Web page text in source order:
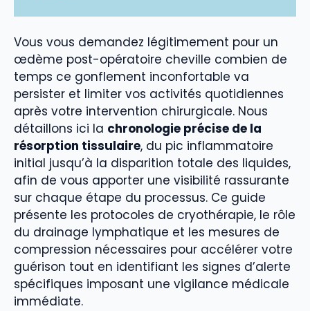
Vous vous demandez légitimement pour un
œdème post-opératoire cheville combien de
temps ce gonflement inconfortable va
persister et limiter vos activités quotidiennes
après votre intervention chirurgicale. Nous
détaillons ici la chronologie précise de la
résorption tissulaire, du pic inflammatoire
initial jusqu’à la disparition totale des liquides,
afin de vous apporter une visibilité rassurante
sur chaque étape du processus. Ce guide
présente les protocoles de cryothérapie, le rôle
du drainage lymphatique et les mesures de
compression nécessaires pour accélérer votre
guérison tout en identifiant les signes d’alerte
spécifiques imposant une vigilance médicale
immédiate.